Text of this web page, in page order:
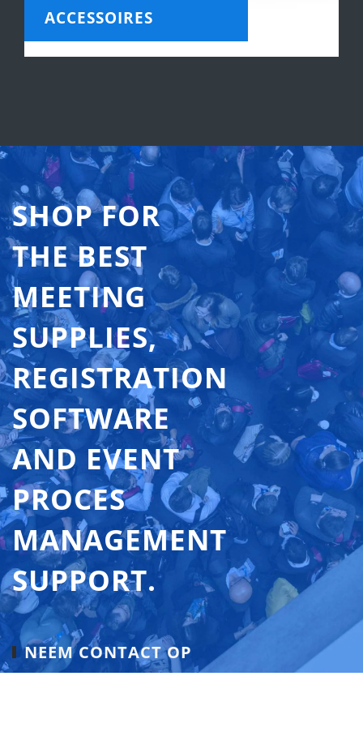
ACCESSOIRES
SHOP FOR
THE BEST
MEETING
SUPPLIES,
REGISTRATION
SOFTWARE
AND EVENT
PROCES
MANAGEMENT
SUPPORT.
NEEM CONTACT OP